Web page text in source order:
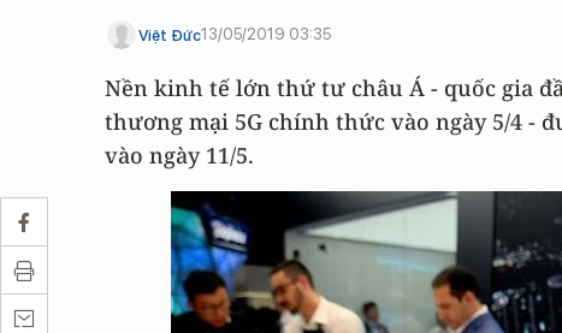
Việt Đức13/05/2019 03:35
Nền kinh tế lớn thứ tư châu Á - quốc gia
thương mại 5G chính thức vào ngày 5/4 -
vào ngày 11/5.